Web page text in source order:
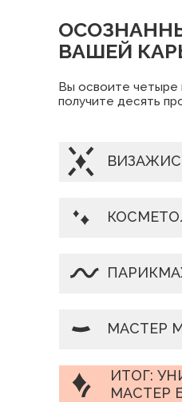
ВАШЕЙ
Вы освоите четыре
получите десять
МАСТЕР
ИТОГ:
МАСТЕР